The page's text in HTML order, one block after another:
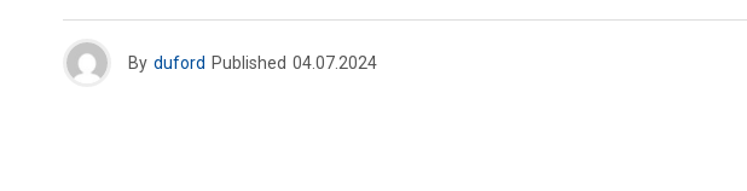
By duford Published 04.07.2024